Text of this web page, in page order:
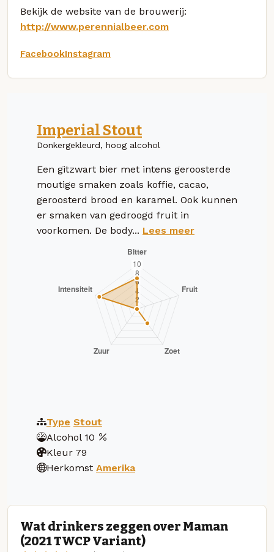
Bekijk de website van de brouwerij:
http://www.perennialbeer.com
FacebookInstagram
Imperial Stout
Donkergekleurd, hoog alcohol
Een gitzwart bier met intens geroosterde
moutige smaken zoals koffie, cacao,
geroosterd brood en karamel. Ook kunnen
er smaken van gedroogd fruit in
voorkomen. De body... Lees meer
Type Stout
Alcohol 10
Kleur 79
Herkomst Amerika
Wat drinkers zeggen over Maman
(2021 TWCP Variant)